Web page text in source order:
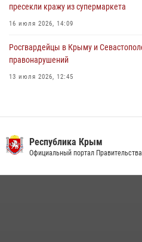
пресекли кражу из супермаркета
16 июля 2026, 14:09
Росгвардейцы в Крыму и
правонарушений
13 июля 2026, 12:45
В Ялте росгвардейцы задержали
Республика Крым
Официальный портал Правительства